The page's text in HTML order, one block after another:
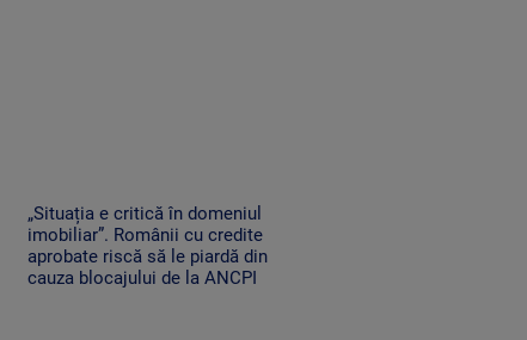
„Situația e critică în domeniul
imobiliar”. Românii cu credite
aprobate riscă să le piardă din
cauza blocajului de la ANCPI